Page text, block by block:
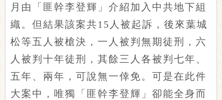
月由「匪幹李登輝」介紹加入中共地下組
織。但結果該案共15人被起訴，後來葉城
松等五人被槍決，一人被判無期徒刑，六
人被判十年徒刑，其餘三人各被判七年、
五年、兩年，可說無一倖免。可是在此件
大案中，唯獨「匪幹李登輝」卻能全身而